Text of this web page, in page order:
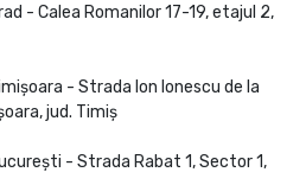
- Calea Romanilor 17-19, etajul 2,
- Strada Ion Ionescu de la
jud. Timiș
- Strada Rabat 1, Sector 1,